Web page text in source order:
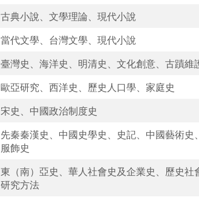
古典小說、文學理論、現代小說
當代文學、台灣文學、現代小說
臺灣史、海洋史、明清史、文化創意、古蹟維
歐亞研究、西洋史、歷史人口學、家庭史
宋史、中國政治制度史
先秦秦漢史、中國史學史、史記、中國藝術史
服飾史
東（南）亞史、華人社會史及企業史、歷史社
研究方法